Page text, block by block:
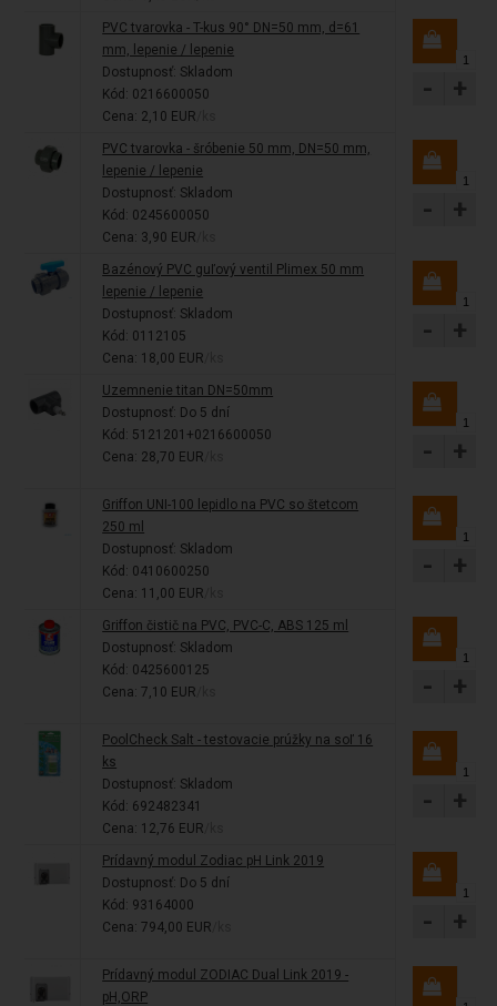
PVC tvarovka - T-kus 90° DN=50 mm, d=61
mm, lepenie / lepenie
Dostupnosť: Skladom
Kód: 0216600050
Cena: 2,10 EUR
- +
PVC tvarovka - šróbenie 50 mm, DN=50 mm,
lepenie / lepenie
Dostupnosť: Skladom
Kód: 0245600050
Cena: 3,90 EUR
- +
Bazénový PVC guľový ventil Plimex 50 mm
lepenie / lepenie
Dostupnosť: Skladom
Kód: 0112105
Cena: 18,00 EUR
- +
Uzemnenie titan DN=50mm
Dostupnosť: Do 5 dní
Kód: 5121201+0216600050
Cena: 28,70 EUR
- +
Griffon UNI-100 lepidlo na PVC so štetcom
250 ml
Dostupnosť: Skladom
Kód: 0410600250
Cena: 11,00 EUR
- +
Griffon čistič na PVC, PVC-C, ABS 125 ml
Dostupnosť: Skladom
Kód: 0425600125
Cena: 7,10 EUR
- +
PoolCheck Salt - testovacie prúžky na soľ 16
ks
Dostupnosť: Skladom
Kód: 692482341
Cena: 12,76 EUR
- +
Prídavný modul Zodiac pH Link 2019
Dostupnosť: Do 5 dní
Kód: 93164000
Cena: 794,00 EUR
- +
Prídavný modul ZODIAC Dual Link 2019 -
pH,ORP